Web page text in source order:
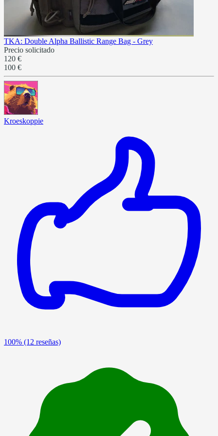
TKA: Double Alpha Ballistic Range Bag - Grey
Precio solicitado
120 €
100 €
Kroeskoppie
100% (12 reseñas)